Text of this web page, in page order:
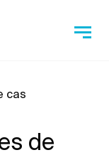
cas
de